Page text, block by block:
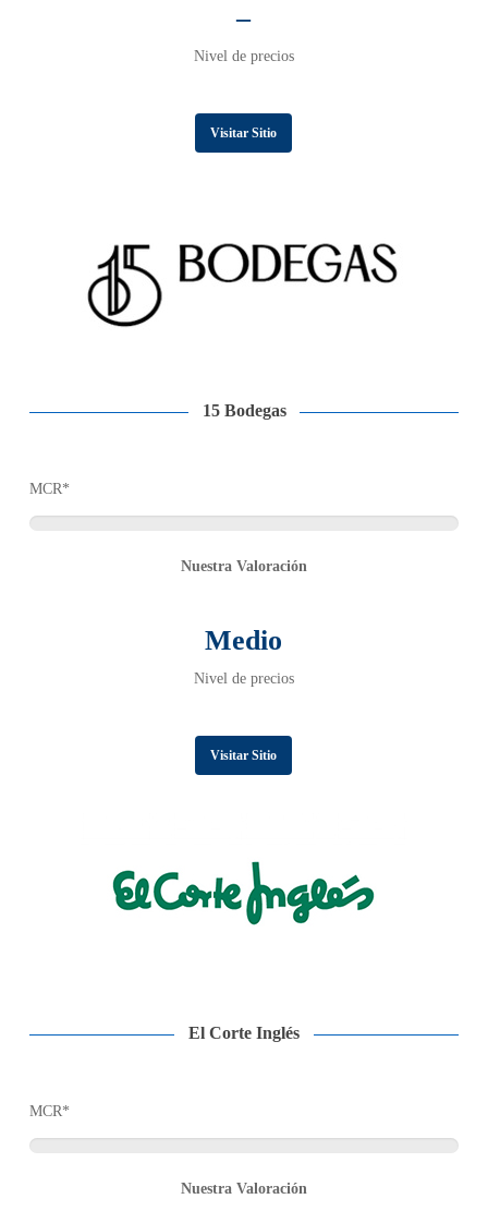
–
Nivel de precios
Visitar Sitio
15 Bodegas
MCR*
Nuestra Valoración
Medio
Nivel de precios
Visitar Sitio
El Corte Inglés
MCR*
Nuestra Valoración